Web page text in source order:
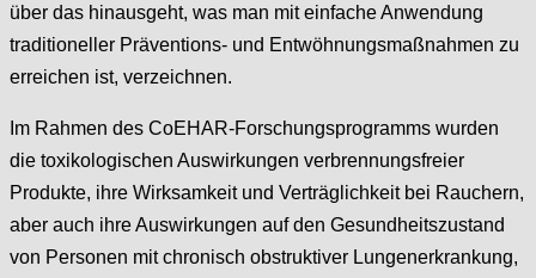
über das hinausgeht, was man mit einfache Anwendung
traditioneller Präventions- und Entwöhnungsmaßnahmen zu
erreichen ist, verzeichnen.
Im Rahmen des CoEHAR-Forschungsprogramms wurden
die toxikologischen Auswirkungen verbrennungsfreier
Produkte, ihre Wirksamkeit und Verträglichkeit bei Rauchern,
aber auch ihre Auswirkungen auf den Gesundheitszustand
von Personen mit chronisch obstruktiver Lungenerkrankung,